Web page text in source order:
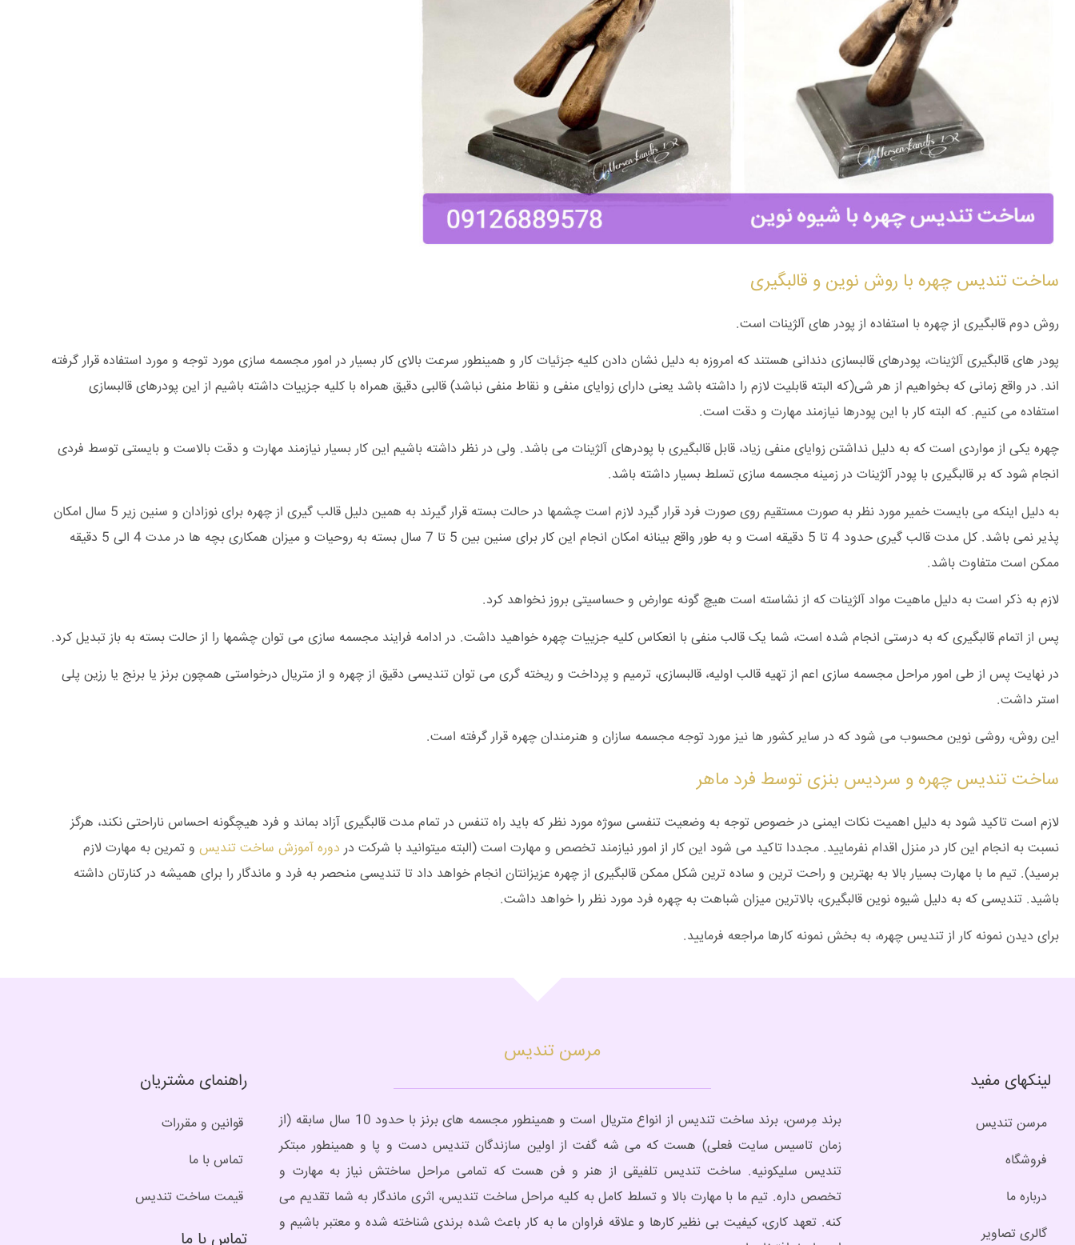
ساخت تندیس چهره با روش نوین و قالبگیری
روش دوم قالبگیری از چهره با استفاده از پودر های آلژینات است.
پودر های قالبگیری آلژینات، پودرهای قالبسازی دندانی هستند که امروزه به دلیل نشان دادن کلیه جزئیات کار و همینطور سرعت بالای کار بسیار در امور مجسمه سازی مورد توجه و مورد استفاده قرار گرفته
اند. در واقع زمانی که بخواهیم از هر شی(که البته قابلیت لازم را داشته باشد یعنی دارای زوایای منفی و نقاط منفی نباشد) قالبی دقیق همراه با کلیه جزییات داشته باشیم از این پودرهای قالبسازی
استفاده می کنیم. که البته کار با این پودرها نیازمند مهارت و دقت است.
چهره یکی از مواردی است که به دلیل نداشتن زوایای منفی زیاد، قابل قالبگیری با پودرهای آلژینات می باشد. ولی در نظر داشته باشیم این کار بسیار نیازمند مهارت و دقت بالاست و بایستی توسط فردی
انجام شود که بر قالبگیری با پودر آلژینات در زمینه مجسمه سازی تسلط بسیار داشته باشد.
به دلیل اینکه می بایست خمیر مورد نظر به صورت مستقیم روی صورت فرد قرار گیرد لازم است چشمها در حالت بسته قرار گیرند به همین دلیل قالب گیری از چهره برای نوزادان و سنین زیر 5 سال امکان
پذیر نمی باشد. کل مدت قالب گیری حدود 4 تا 5 دقیقه است و به طور واقع بینانه امکان انجام این کار برای سنین بین 5 تا 7 سال بسته به روحیات و میزان همکاری بچه ها در مدت 4 الی 5 دقیقه
ممکن است متفاوت باشد.
لازم به ذکر است به دلیل ماهیت مواد آلژینات که از نشاسته است هیچ گونه عوارض و حساسیتی بروز نخواهد کرد.
پس از اتمام قالبگیری که به درستی انجام شده است، شما یک قالب منفی با انعکاس کلیه جزییات چهره خواهید داشت. در ادامه فرایند مجسمه سازی می توان چشمها را از حالت بسته به باز تبدیل کرد.
در نهایت پس از طی امور مراحل مجسمه سازی اعم از تهیه قالب اولیه، قالبسازی، ترمیم و پرداخت و ریخته گری می توان تندیسی دقیق از چهره و از متریال درخواستی همچون برنز یا برنج یا رزین پلی
استر داشت.
این روش، روشی نوین محسوب می شود که در سایر کشور ها نیز مورد توجه مجسمه سازان و هنرمندان چهره قرار گرفته است.
ساخت تندیس چهره و سردیس بنزی توسط فرد ماهر
لازم است تاکید شود به دلیل اهمیت نکات ایمنی در خصوص توجه به وضعیت تنفسی سوژه مورد نظر که باید راه تنفس در تمام مدت قالبگیری آزاد بماند و فرد هیچگونه احساس ناراحتی نکند، هرگز
نسبت به انجام این کار در منزل اقدام نفرمایید. مجددا تاکید می شود این کار از امور نیازمند تخصص و مهارت است (البته میتوانید با شرکت در دوره آموزش ساخت تندیس و تمرین به مهارت لازم
برسید). تیم ما با مهارت بسیار بالا به بهترین و راحت ترین و ساده ترین شکل ممکن قالبگیری از چهره عزیزانتان انجام خواهد داد تا تندیسی منحصر به فرد و ماندگار را برای همیشه در کنارتان داشته
باشید. تندیسی که به دلیل شیوه نوین قالبگیری، بالاترین میزان شباهت به چهره فرد مورد نظر را خواهد داشت.
برای دیدن نمونه کار از تندیس چهره، به بخش نمونه کارها مراجعه فرمایید.
لینکهای مفید
مرسن تندیس
فروشگاه
درباره ما
گالری تصاویر
مرسن تندیس
برند مِرسن، برند ساخت تندیس از انواع متریال است و همینطور مجسمه های برنز با حدود 10 سال سابقه (از
زمان تاسیس سایت فعلی) هست که می شه گفت از اولین سازندگان تندیس دست و پا و همینطور مبتکر
تندیس سلیکونیه. ساخت تندیس تلفیقی از هنر و فن هست که تمامی مراحل ساختش نیاز به مهارت و
تخصص داره. تیم ما با مهارت بالا و تسلط کامل به کلیه مراحل ساخت تندیس، اثری ماندگار به شما تقدیم می
کنه. تعهد کاری، کیفیت بی نظیر کارها و علاقه فراوان ما به کار باعث شده برندی شناخته شده و معتبر باشیم و
راهنمای مشتریان
قوانین و مقررات
تماس با ما
قیمت ساخت تندیس
تماس با ما